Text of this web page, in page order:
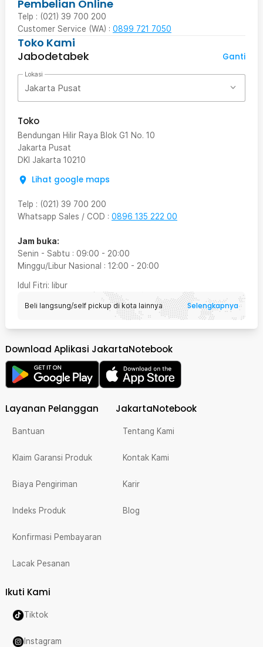
Pembelian Online
Telp : (021) 39 700 200
Customer Service (WA) : 0899 721 7050
Toko Kami
Jabodetabek
Ganti
Lokasi
Jakarta Pusat
Toko
Bendungan Hilir Raya Blok G1 No. 10
Jakarta Pusat
DKI Jakarta 10210
Lihat google maps
Telp : (021) 39 700 200
Whatsapp Sales / COD : 0896 135 222 00
Jam buka:
Senin - Sabtu : 09:00 - 20:00
Minggu/Libur Nasional : 12:00 - 20:00
Idul Fitri: libur
Beli langsung/self pickup di kota lainnya Selengkapnya
Download Aplikasi JakartaNotebook
Layanan Pelanggan
Bantuan
Klaim Garansi Produk
Biaya Pengiriman
Indeks Produk
Konfirmasi Pembayaran
Lacak Pesanan
JakartaNotebook
Tentang Kami
Kontak Kami
Karir
Blog
Ikuti Kami
Tiktok
Instagram